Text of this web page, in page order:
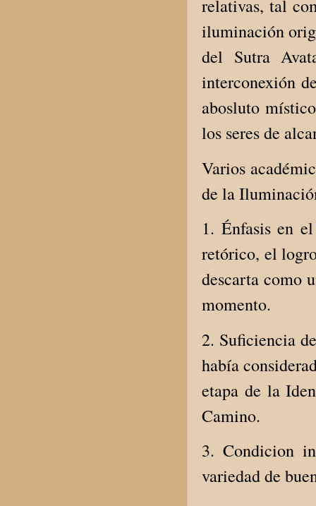
relativas, tal
iluminación
del Sutra
interconexión
abosluto
los seres de
Varios
de la
1. Énfasis en
retórico, el
descarta como
momento.
2. Suficiencia
había
etapa de la
Camino.
3. Condicion
variedad de